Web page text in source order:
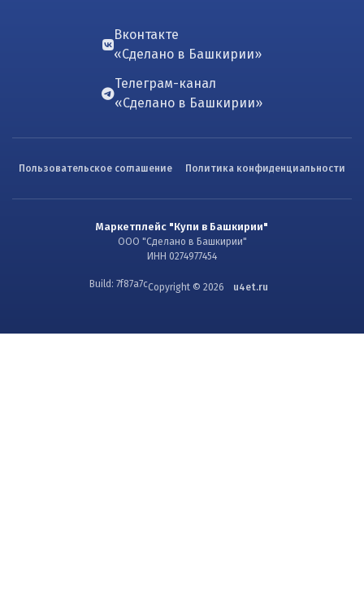
Вконтакте
«Сделано в Башкирии»
Телеграм-канал
«Сделано в Башкирии»
Пользовательское соглашение Политика конфиденциальности
Маркетплейс "Купи в Башкирии"
ООО "Сделано в Башкирии"
ИНН 0274977454
Build: 7f87a7cCopyright © 2026 u4et.ru